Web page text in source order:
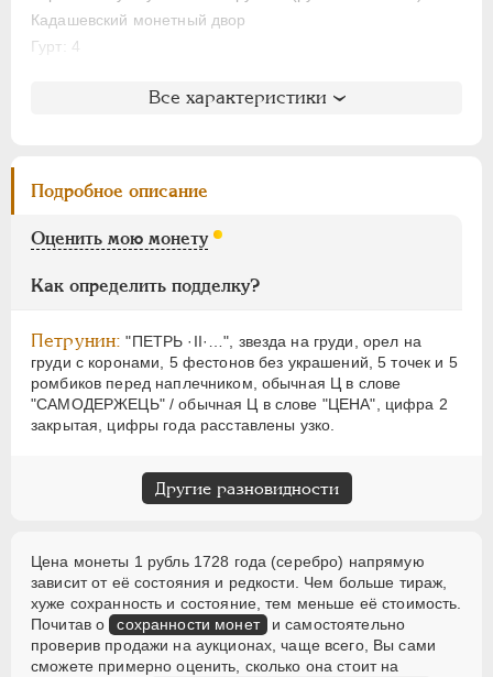
Кадашевский монетный двор
Гурт: 4
Литература и редкость
Уздеников: 0686 (точка)
Петрунин
Семёнов: 53-203 (+)
ГМ: 54.T.IV,7
Все характеристики
Подробное описание
Оценить мою монету
Как определить подделку?
Петрунин: "ПЕТРЬ ·II·…", звезда на груди, орел на
груди с коронами, 5 фестонов без украшений, 5 точек и 5
ромбиков перед наплечником, обычная Ц в слове
"САМОДЕРЖЕЦЬ" / обычная Ц в слове "ЦЕНА", цифра 2
закрытая, цифры года расставлены узко.
Другие разновидности
Цена монеты 1 рубль 1728 года (серебро) напрямую
зависит от её состояния и редкости. Чем больше тираж,
хуже сохранность и состояние, тем меньше её стоимость.
Почитав о сохранности монет и самостоятельно
проверив продажи на аукционах, чаще всего, Вы сами
сможете примерно оценить, сколько она стоит на
ВРЕМЕННОЕ ПРАВ. 1917-1918